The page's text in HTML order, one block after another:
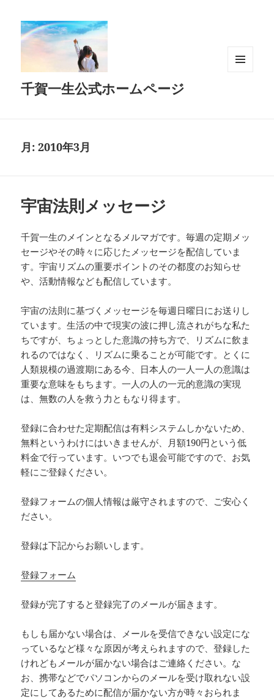
千賀一生公式ホームページ
月:2010年3月
宇宙法則メッセージ
千賀一生のメインとなるメルマガです。毎週の定期メッ
セージやその時々に応じたメッセージを配信していま
す。宇宙リズムの重要ポイントのその都度のお知らせ
や、活動情報なども配信しています。
宇宙の法則に基づくメッセージを毎週日曜日にお送りし
ています。生活の中で現実の波に押し流されがちな私た
ちですが、ちょっとした意識の持ち方で、リズムに飲ま
れるのではなく、リズムに乗ることが可能です。とくに
人類規模の過渡期にある今、日本人の一人一人の意識は
重要な意味をもちます。一人の人の一元的意識の実現
は、無数の人を救う力ともなり得ます。
登録に合わせた定期配信は有料システムしかないため、
無料というわけにはいきませんが、月額190円という低
料金で行っています。いつでも退会可能ですので、お気
軽にご登録ください。
登録フォームの個人情報は厳守されますので、ご安心く
ださい。
登録は下記からお願いします。
登録フォーム
登録が完了すると登録完了のメールが届きます。
もしも届かない場合は、メールを受信できない設定にな
っているなど様々な原因が考えられますので、登録した
けれどもメールが届かない場合はご連絡ください。な
お、携帯などでパソコンからのメールを受け取れない設
定にしてあるために配信が届かない方が時々おられま